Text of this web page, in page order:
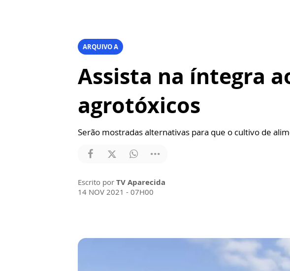
ARQUIVO A
Assista na íntegra
agrotóxicos
Serão mostradas alternativas para que o cultivo de
Escrito por TV Aparecida
14 NOV 2021 - 07H00